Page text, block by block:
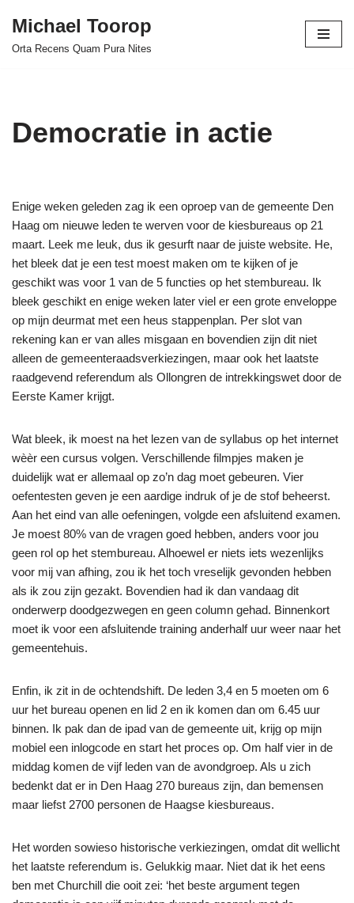
Ga
Michael Toorop
Orta Recens Quam Pura Nites
Democratie in actie
Enige weken geleden zag ik een oproep van de gemeente Den
Haag om nieuwe leden te werven voor de kiesbureaus op 21
maart. Leek me leuk, dus ik gesurft naar de juiste website. He,
het bleek dat je een test moest maken om te kijken of je
geschikt was voor 1 van de 5 functies op het stembureau. Ik
bleek geschikt en enige weken later viel er een grote enveloppe
op mijn deurmat met een heus stappenplan. Per slot van
rekening kan er van alles misgaan en bovendien zijn dit niet
alleen de gemeenteraadsverkiezingen, maar ook het laatste
raadgevend referendum als Ollongren de intrekkingswet door de
Eerste Kamer krijgt.
Wat bleek, ik moest na het lezen van de syllabus op het internet
wèèr een cursus volgen. Verschillende filmpjes maken je
duidelijk wat er allemaal op zo’n dag moet gebeuren. Vier
oefentesten geven je een aardige indruk of je de stof beheerst.
Aan het eind van alle oefeningen, volgde een afsluitend examen.
Je moest 80% van de vragen goed hebben, anders voor jou
geen rol op het stembureau. Alhoewel er niets iets wezenlijks
voor mij van afhing, zou ik het toch vreselijk gevonden hebben
als ik zou zijn gezakt. Bovendien had ik dan vandaag dit
onderwerp doodgezwegen en geen column gehad. Binnenkort
moet ik voor een afsluitende training anderhalf uur weer naar het
gemeentehuis.
Enfin, ik zit in de ochtendshift. De leden 3,4 en 5 moeten om 6
uur het bureau openen en lid 2 en ik komen dan om 6.45 uur
binnen. Ik pak dan de ipad van de gemeente uit, krijg op mijn
mobiel een inlogcode en start het proces op. Om half vier in de
middag komen de vijf leden van de avondgroep. Als u zich
bedenkt dat er in Den Haag 270 bureaus zijn, dan bemensen
maar liefst 2700 personen de Haagse kiesbureaus.
Het worden sowieso historische verkiezingen, omdat dit wellicht
het laatste referendum is. Gelukkig maar. Niet dat ik het eens
ben met Churchill die ooit zei: ‘het beste argument tegen